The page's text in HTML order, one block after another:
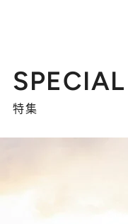
SPECIAL
特集